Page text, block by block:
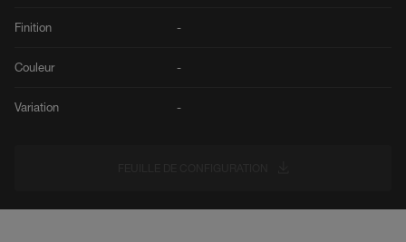
Finition -
Couleur -
Variation -